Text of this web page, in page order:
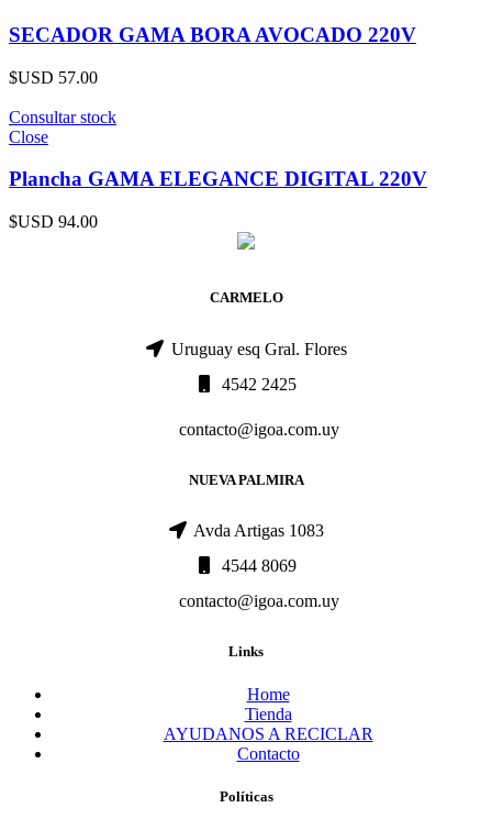
SECADOR GAMA BORA AVOCADO 220V
$USD 57.00
Consultar stock
Close
Plancha GAMA ELEGANCE DIGITAL 220V
$USD 94.00
CARMELO
Uruguay esq Gral. Flores
4542 2425
contacto@igoa.com.uy
NUEVA PALMIRA
Avda Artigas 1083
4544 8069
contacto@igoa.com.uy
Links
Home
Tienda
AYUDANOS A RECICLAR
Contacto
Políticas